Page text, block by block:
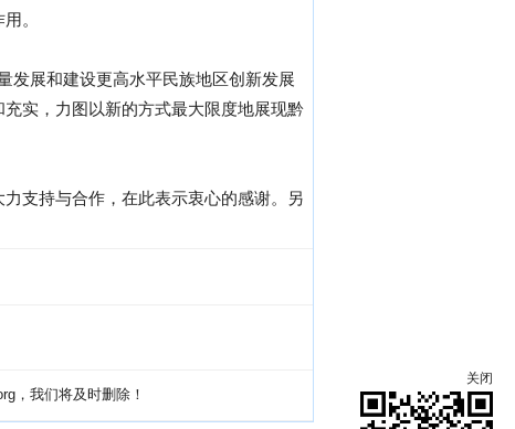
。
发展和建设更高水平民族地区创新发展
实，力图以新的方式最大限度地展现黔
支持与合作，在此表示衷心的感谢。另
，我们将及时删除！
关闭